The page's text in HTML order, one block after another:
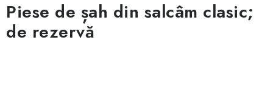
PIESE DE ȘAH
Piese de șah din salcâm clasic;
de rezervă